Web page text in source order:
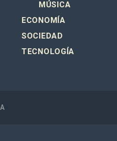
MÚSICA
ECONOMÍA
SOCIEDAD
TECNOLOGÍA